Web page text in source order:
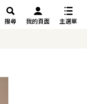
搜尋 我的頁面 主選單